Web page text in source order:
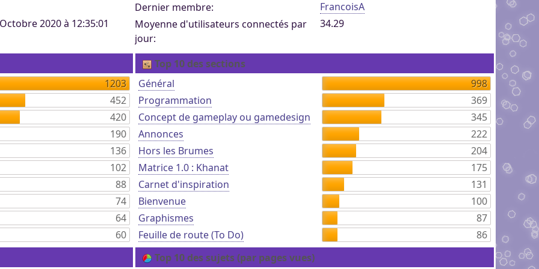
tâches.
Tout le monde
à 100Mo par
validé.
sans
Allumez vos
le salon
avec nos
et sur nos
dons, en
argent.
aider, afin que
plus loin !
2020 à 12:35:01
Dernier membre:
FrancoisA
Moyenne d'utilisateurs connectés par
jour:
34.29
1203
452
420
190
136
102
88
74
64
60
Top 10 des sections
Général
998
Programmation
369
Concept de gameplay ou gamedesign
345
Annonces
222
Hors les Brumes
204
Matrice 1.0 : Khanat
175
Carnet d'inspiration
131
Bienvenue
100
Graphismes
87
Feuille de route (To Do)
86
Top 10 des sujets (par pages vues)